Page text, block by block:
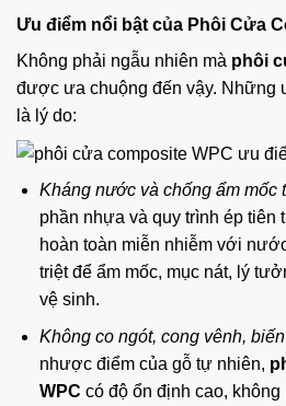
Ưu điểm nổi bật của Phôi Cửa
Không phải ngẫu nhiên mà phôi
được ưa chuộng đến vậy. Những
là lý do:
Kháng nước và chống ẩm mốc
phần nhựa và quy trình ép tiên
hoàn toàn miễn nhiễm với
triệt để ẩm mốc, mục nát, lý
vệ sinh.
Không co ngót, cong vênh,
nhược điểm của gỗ tự nhiên,
WPC có độ ổn định cao,